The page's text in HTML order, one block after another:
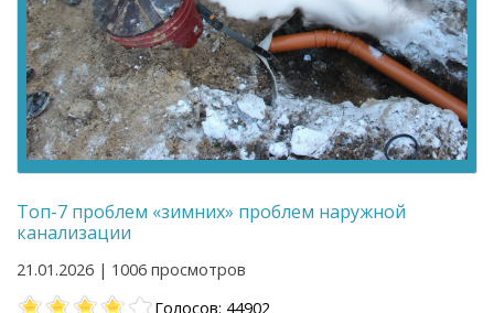
Топ-7 проблем «зимних» проблем наружной
канализации
21.01.2026 | 1006 просмотров
Голосов: 44902